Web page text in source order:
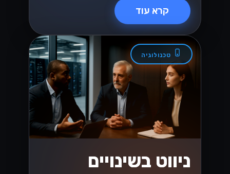
קרא עוד
טכנולוגיה
ניווט בשינויים